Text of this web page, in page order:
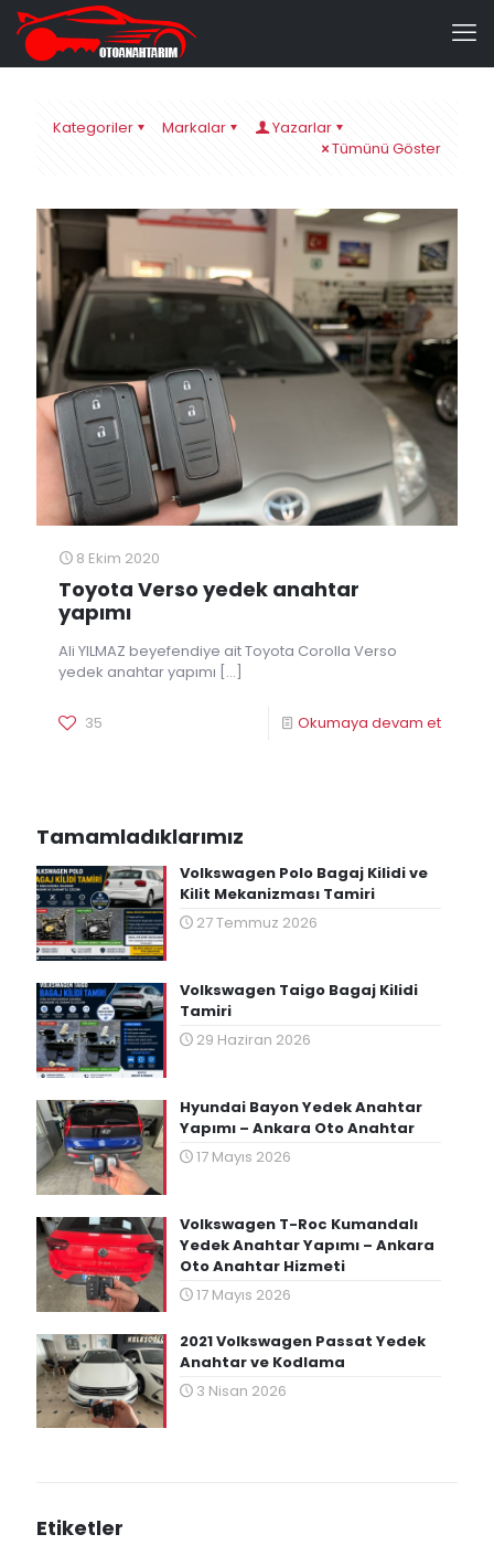
Kategoriler Markalar
Yazarlar
Tümünü Göster
8 Ekim 2020
Toyota Verso yedek anahtar
yapımı
Ali YILMAZ beyefendiye ait Toyota Corolla Verso
yedek anahtar yapımı […]
35 Okumaya devam et
Tamamladıklarımız
Volkswagen Polo Bagaj Kilidi ve
Kilit Mekanizması Tamiri
27 Temmuz 2026
Volkswagen Taigo Bagaj Kilidi
Tamiri
29 Haziran 2026
Hyundai Bayon Yedek Anahtar
Yapımı – Ankara Oto Anahtar
17 Mayıs 2026
Volkswagen T-Roc Kumandalı
Yedek Anahtar Yapımı – Ankara
Oto Anahtar Hizmeti
17 Mayıs 2026
2021 Volkswagen Passat Yedek
Anahtar ve Kodlama
3 Nisan 2026
Etiketler